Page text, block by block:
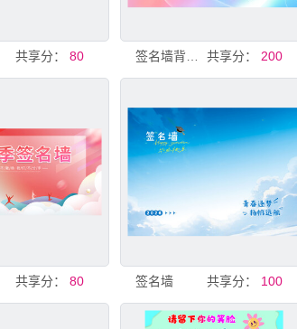
共享分： 80 共享分： 200
共享分： 80 签名墙 共享分： 100